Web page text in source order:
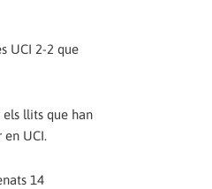
UCI 2-2 que
llits que han
UCI.
14